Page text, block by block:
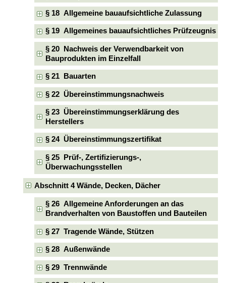
§ 18 Allgemeine bauaufsichtliche Zulassung
§ 19 Allgemeines bauaufsichtliches Prüfzeugnis
§ 20 Nachweis der Verwendbarkeit von
Bauprodukten im Einzelfall
§ 21 Bauarten
§ 22 Übereinstimmungsnachweis
§ 23 Übereinstimmungserklärung des
Herstellers
§ 24 Übereinstimmungszertifikat
§ 25 Prüf-, Zertifizierungs-,
Überwachungsstellen
Abschnitt 4 Wände, Decken, Dächer
§ 26 Allgemeine Anforderungen an das
Brandverhalten von Baustoffen und Bauteilen
§ 27 Tragende Wände, Stützen
§ 28 Außenwände
§ 29 Trennwände